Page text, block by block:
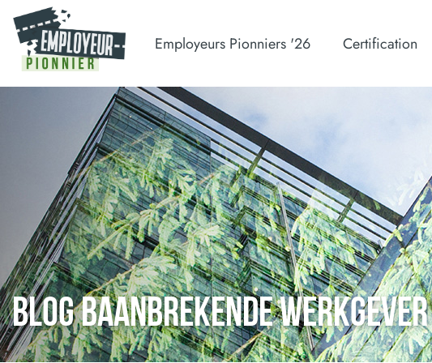
Employeurs Pionniers '26 Certification
BLOG BAANBREKENDE WERKGEVER